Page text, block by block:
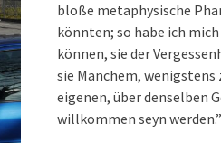
bloße metaphysische
könnten; so habe ich
können, sie der
sie Manchem,
eigenen, über denselben
willkommen seyn werden.”